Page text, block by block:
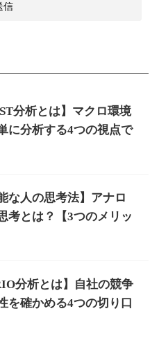
分析とは】マクロ環境
に分析する4つの視点で
な人の思考法】アナロ
考とは？【3つのメリッ
分析とは】自社の競争
を確かめる4つの切り口